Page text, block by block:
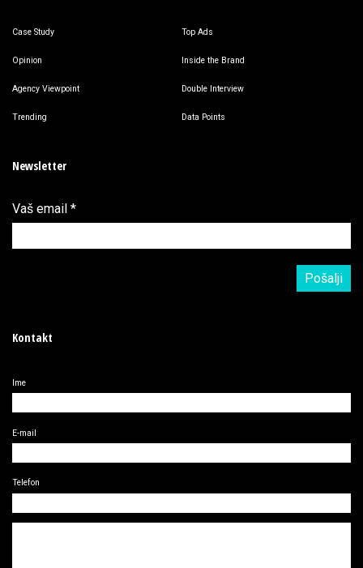
Case Study Top Ads
Opinion Inside the Brand
Agency Viewpoint Double Interview
Trending Data Points
Newsletter
Vaš email *
Kontakt
Ime
E-mail
Telefon